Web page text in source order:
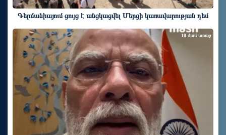
Գերմանիայում ցույց է անցկացվել Մերցի կառավարության դեմ
10 ժամ առաջ